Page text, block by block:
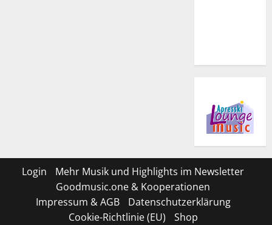
Login
Mehr Musik und Highlights im Newsletter
Goodmusic.one & Kooperationen
Impressum & AGB
Datenschutzerklärung
Cookie-Richtlinie (EU)
Shop